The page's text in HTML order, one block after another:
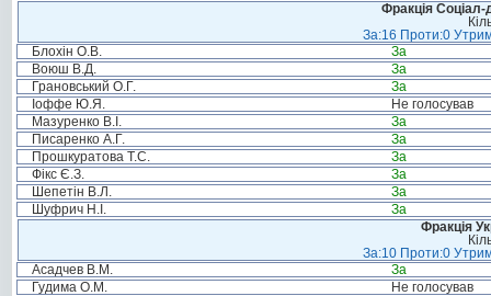
Фракція Соціал-
За:16 Проти:0
Блохін О.В.
За
Воюш В.Д.
За
Грановський О.Г.
За
Іоффе Ю.Я.
Не голосував
Мазуренко В.І.
За
Писаренко А.Г.
За
Прошкуратова Т.С.
За
Фікс Є.З.
За
Шепетін В.Л.
За
Шуфрич Н.І.
За
Фракція
За:10 Проти:0
Асадчев В.М.
За
Гудима О.М.
Не голосував